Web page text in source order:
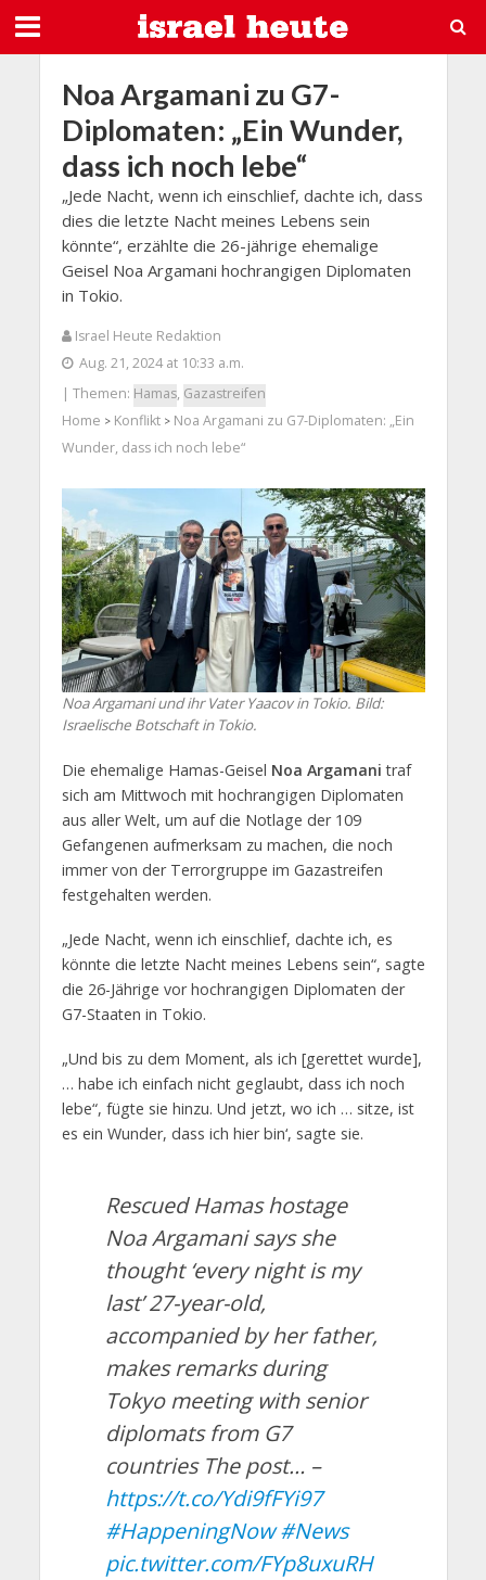
Noa Argamani zu G7-
Diplomaten: „Ein Wunder,
dass ich noch lebe“
„Jede Nacht, wenn ich einschlief, dachte ich, dass
dies die letzte Nacht meines Lebens sein
könnte“, erzählte die 26-jährige ehemalige
Geisel Noa Argamani hochrangigen Diplomaten
in Tokio.
Israel Heute Redaktion
Aug. 21, 2024 at 10:33 a.m.
| Themen: Hamas, Gazastreifen
Home > Konflikt> Noa Argamani zu G7-Diplomaten: „Ein
Wunder, dass ich noch lebe“
Noa Argamani und ihr Vater Yaacov in Tokio. Bild:
Israelische Botschaft in Tokio.
Die ehemalige Hamas-Geisel Noa Argamani traf
sich am Mittwoch mit hochrangigen Diplomaten
aus aller Welt, um auf die Notlage der 109
Gefangenen aufmerksam zu machen, die noch
immer von der Terrorgruppe im Gazastreifen
festgehalten werden.
„Jede Nacht, wenn ich einschlief, dachte ich, es
könnte die letzte Nacht meines Lebens sein“, sagte
die 26-Jährige vor hochrangigen Diplomaten der
G7-Staaten in Tokio.
„Und bis zu dem Moment, als ich [gerettet wurde],
… habe ich einfach nicht geglaubt, dass ich noch
lebe“, fügte sie hinzu. Und jetzt, wo ich … sitze, ist
es ein Wunder, dass ich hier bin‘, sagte sie.
Rescued Hamas hostage
Noa Argamani says she
thought ‘every night is my
last’ 27-year-old,
accompanied by her father,
makes remarks during
Tokyo meeting with senior
diplomats from G7
countries The post… –
https://t.co/Ydi9fFYi97
#HappeningNow #News
pic.twitter.com/FYp8uxuRH